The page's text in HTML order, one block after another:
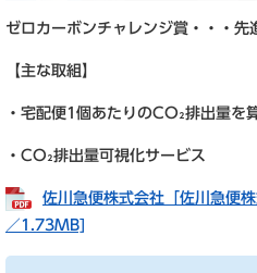
ゼロカーボンチャレンジ賞・・・先
【主な取組】
・宅配便1個あたりのCO₂排出量を
・CO₂排出量可視化サービス
佐川急便株式会社「佐川急便
／1.73MB]